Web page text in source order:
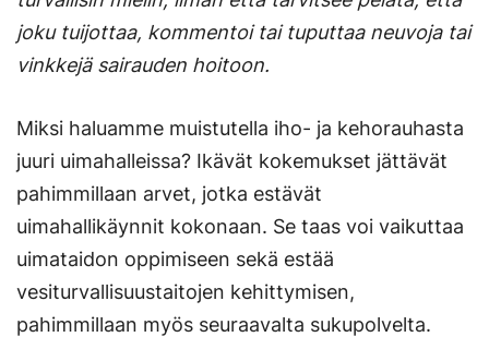
joku tuijottaa, kommentoi tai tuputtaa neuvoja tai
vinkkejä sairauden hoitoon.
Miksi haluamme muistutella iho- ja kehorauhasta
juuri uimahalleissa? Ikävät kokemukset jättävät
pahimmillaan arvet, jotka estävät
uimahallikäynnit kokonaan. Se taas voi vaikuttaa
uimataidon oppimiseen sekä estää
vesiturvallisuustaitojen kehittymisen,
pahimmillaan myös seuraavalta sukupolvelta.